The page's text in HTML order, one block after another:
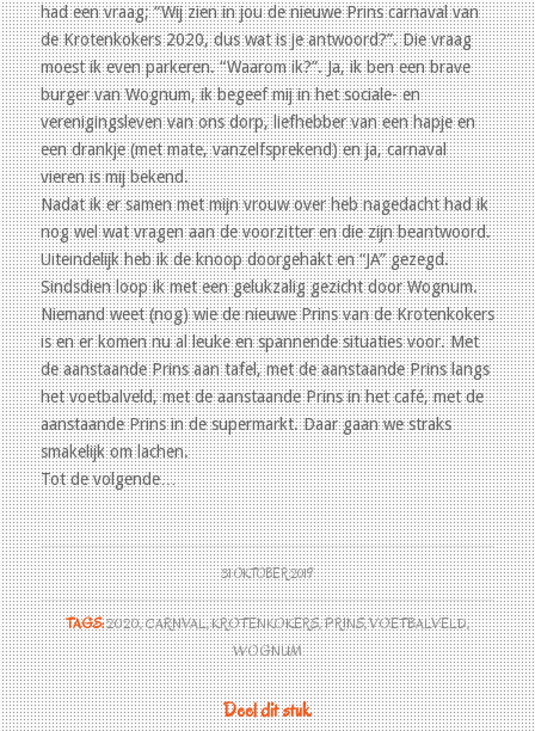
had een vraag; “Wij zien in jou de nieuwe Prins carnaval van
de Krotenkokers 2020, dus wat is je antwoord?”. Die vraag
moest ik even parkeren. “Waarom ik?”. Ja, ik ben een brave
burger van Wognum, ik begeef mij in het sociale- en
verenigingsleven van ons dorp, liefhebber van een hapje en
een drankje (met mate, vanzelfsprekend) en ja, carnaval
vieren is mij bekend.
Nadat ik er samen met mijn vrouw over heb nagedacht had ik
nog wel wat vragen aan de voorzitter en die zijn beantwoord.
Uiteindelijk heb ik de knoop doorgehakt en “JA” gezegd.
Sindsdien loop ik met een gelukzalig gezicht door Wognum.
Niemand weet (nog) wie de nieuwe Prins van de Krotenkokers
is en er komen nu al leuke en spannende situaties voor. Met
de aanstaande Prins aan tafel, met de aanstaande Prins langs
het voetbalveld, met de aanstaande Prins in het café, met de
aanstaande Prins in de supermarkt. Daar gaan we straks
smakelijk om lachen.
Tot de volgende…
31 OKTOBER 2019
TAGS:2020,CARNVAL,KROTENKOKERS,PRINS,VOETBALVELD,
WOGNUM
Deel dit stuk